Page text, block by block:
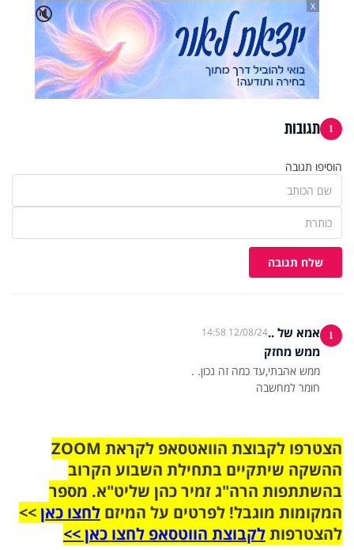
🔇
X
1 תגובות
הוסיפו תגובה
שלח תגובה
1 אמא של ..12/08/24 14:58
ממש מחזק
חומר למחשבה
הצטרפו לקבוצת הוואטסאפ לקראת ZOOM
ההשקה שיתקיים בתחילת השבוע הקרוב
בהשתתפות הרה"ג זמיר כהן שליט"א. מספר
המקומות מוגבל! לפרטים על המיזם לחצו כאן>>
להצטרפותלקבוצת הווטסאפ לחצו כאן >>